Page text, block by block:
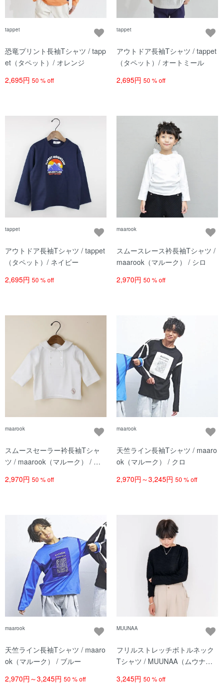
tappet
恐竜プリント長袖Tシャツ / tapp
et（タペット）/ オレンジ
2,695円 50 % off
tappet
アウトドア長袖Tシャツ / tappet
（タペット）/ オートミール
2,695円 50 % off
tappet
アウトドア長袖Tシャツ / tappet
（タペット）/ ネイビー
2,695円 50 % off
maarook
スムースレース衿長袖Tシャツ /
maarook（マルーク） / シロ
2,970円 50 % off
maarook
スムースセーラー衿長袖Tシャ
ツ / maarook（マルーク） / シ
2,970円 50 % off
maarook
天竺ライン長袖Tシャツ / maaro
ok（マルーク） / クロ
2,970円～3,245円 50 % off
maarook
天竺ライン長袖Tシャツ / maaro
ok（マルーク） / ブルー
2,970円～3,245円 50 % off
MUUNAA
フリルストレッチボトルネック
Tシャツ / MUUNAA（ムウナ） /
3,245円 50 % off